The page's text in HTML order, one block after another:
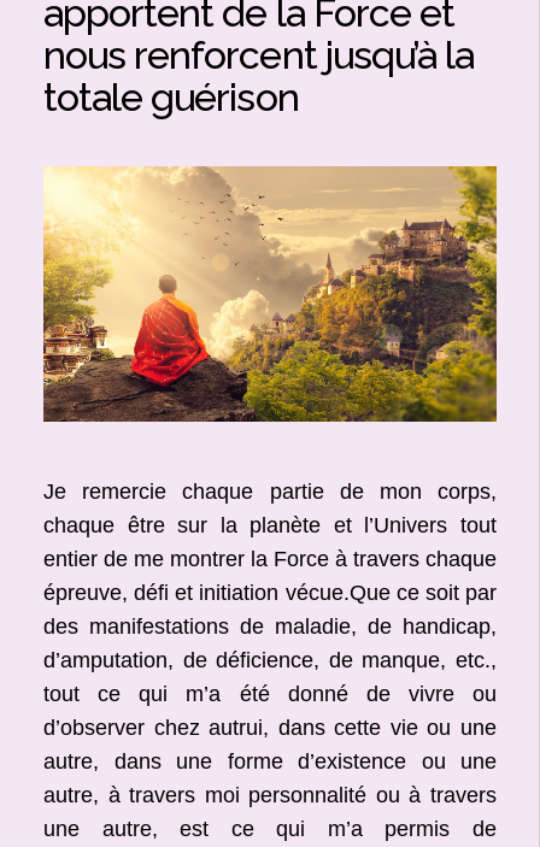
apportent de la Force et
nous renforcent jusqu’à la
totale guérison
Je remercie chaque partie de mon corps,
chaque être sur la planète et l’Univers tout
entier de me montrer la Force à travers chaque
épreuve, défi et initiation vécue.Que ce soit par
des manifestations de maladie, de handicap,
d’amputation, de déficience, de manque, etc.,
tout ce qui m’a été donné de vivre ou
d’observer chez autrui, dans cette vie ou une
autre, dans une forme d’existence ou une
autre, à travers moi personnalité ou à travers
une autre, est ce qui m’a permis de